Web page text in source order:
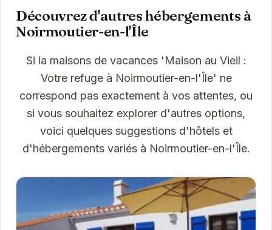
Découvrez d'autres hébergements à
Noirmoutier-en-l'Île
Si la maisons de vacances 'Maison au Vieil :
Votre refuge à Noirmoutier-en-l'Île' ne
correspond pas exactement à vos attentes, ou
si vous souhaitez explorer d'autres options,
voici quelques suggestions d'hôtels et
d'hébergements variés à Noirmoutier-en-l'Île.